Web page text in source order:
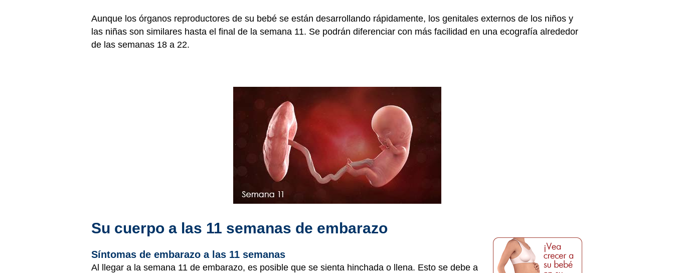
Aunque los órganos reproductores de su bebé se están desarrollando rápidamente, los genitales externos de los niños y
las niñas son similares hasta el final de la semana 11. Se podrán diferenciar con más facilidad en una ecografía alrededor
de las semanas 18 a 22.
Su cuerpo a las 11 semanas de embarazo
Síntomas de embarazo a las 11 semanas
Al llegar a la semana 11 de embarazo, es posible que se sienta hinchada o llena. Esto se debe a